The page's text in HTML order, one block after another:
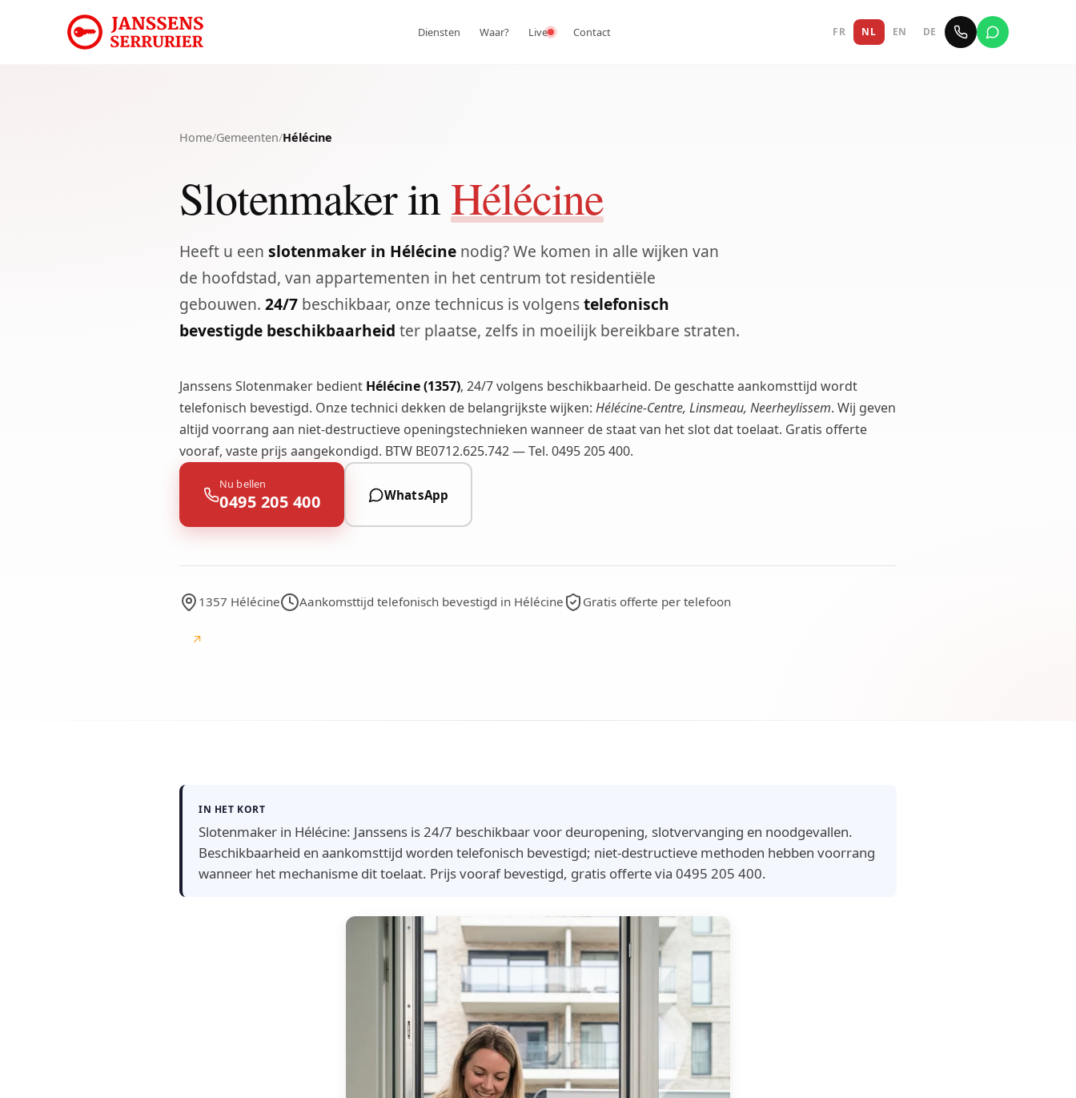
Diensten Waar? Live Contact FR NL EN DE
Home/Gemeenten/Hélécine
Slotenmaker inHélécine
Heeft u een slotenmaker in Hélécine nodig? We komen in alle wijken van
de hoofdstad, van appartementen in het centrum tot residentiële
gebouwen. 24/7 beschikbaar, onze technicus is volgenstelefonisch
bevestigde beschikbaarheid ter plaatse, zelfs in moeilijk bereikbare straten.
Janssens Slotenmaker bedient Hélécine (1357), 24/7 volgens beschikbaarheid. De geschatte aankomsttijd wordt
telefonisch bevestigd. Onze technici dekken de belangrijkste wijken: Hélécine-Centre, Linsmeau, Neerheylissem. Wij geven
altijd voorrang aan niet-destructieve openingstechnieken wanneer de staat van het slot dat toelaat. Gratis offerte
vooraf, vaste prijs aangekondigd. BTW BE0712.625.742 — Tel. 0495 205 400.
Nu bellen
0495 205 400 WhatsApp
1357 Hélécine Aankomsttijd telefonisch bevestigd in Hélécine Gratis offerte per telefoon
↗
IN HET KORT
Slotenmaker in Hélécine: Janssens is 24/7 beschikbaar voor deuropening, slotvervanging en noodgevallen.
Beschikbaarheid en aankomsttijd worden telefonisch bevestigd; niet-destructieve methoden hebben voorrang
wanneer het mechanisme dit toelaat. Prijs vooraf bevestigd, gratis offerte via 0495 205 400.